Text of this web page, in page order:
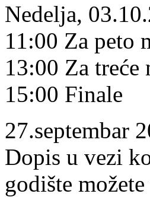
Nedelja,
11:00 Za peto
13:00 Za treće
15:00 Finale
27.septembar
Dopis u vezi
godište